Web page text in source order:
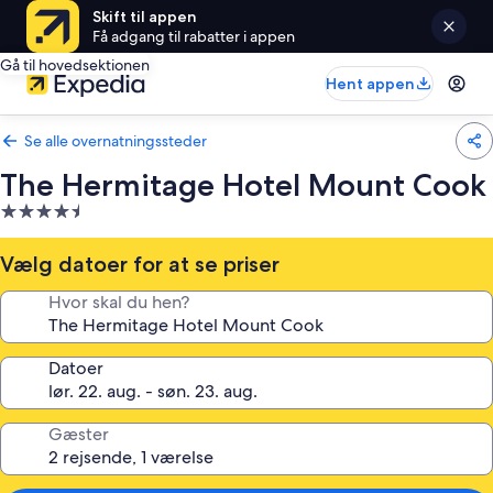
Skift til appen
Få adgang til rabatter i appen
Gå til hovedsektionen
Hent appen
Se alle overnatningssteder
The Hermitage Hotel Mount Cook
4.5-
stjernet
overnatningssted
Vælg datoer for at se priser
Hvor skal du hen?
Datoer
Gæster